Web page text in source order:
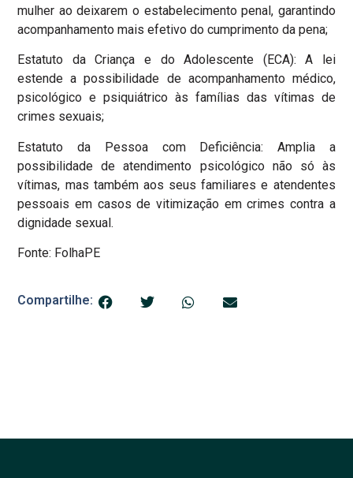
mulher ao deixarem o estabelecimento penal, garantindo
acompanhamento mais efetivo do cumprimento da pena;
Estatuto da Criança e do Adolescente (ECA): A lei
estende a possibilidade de acompanhamento médico,
psicológico e psiquiátrico às famílias das vítimas de
crimes sexuais;
Estatuto da Pessoa com Deficiência: Amplia a
possibilidade de atendimento psicológico não só às
vítimas, mas também aos seus familiares e atendentes
pessoais em casos de vitimização em crimes contra a
dignidade sexual.
Fonte: FolhaPE
Compartilhe: